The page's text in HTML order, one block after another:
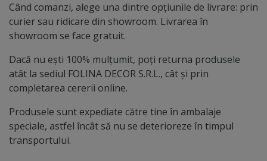
Când comanzi, alege una dintre opțiunile de livrare: prin
curier sau ridicare din showroom. Livrarea în
showroom se face gratuit.
Dacă nu ești 100% mulțumit, poți returna produsele
atât la sediul FOLINA DECOR S.R.L., cât și prin
completarea cererii online.
Produsele sunt expediate către tine în ambalaje
speciale, astfel încât să nu se deterioreze în timpul
transportului.